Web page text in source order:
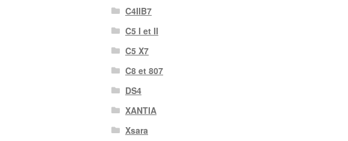
C4IIB7
C5 I et II
C5 X7
C8 et 807
DS4
XANTIA
Xsara